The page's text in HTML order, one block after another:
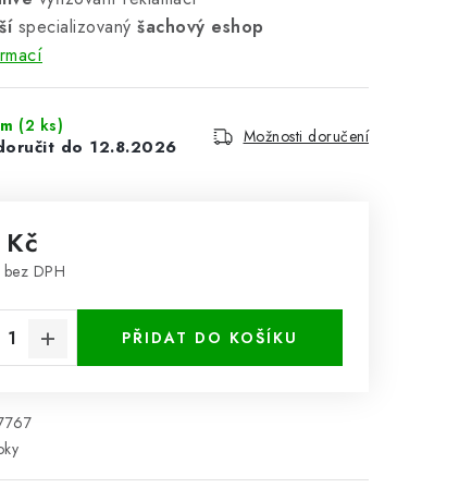
specializovaný šachový eshop
(2 ks)
12.8.2026 Možnosti doručení
DPH
PŘIDAT DO KOŠÍKU